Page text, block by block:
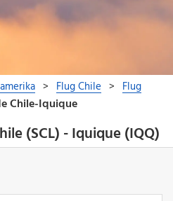
(SCL) - Iquique (IQQ)